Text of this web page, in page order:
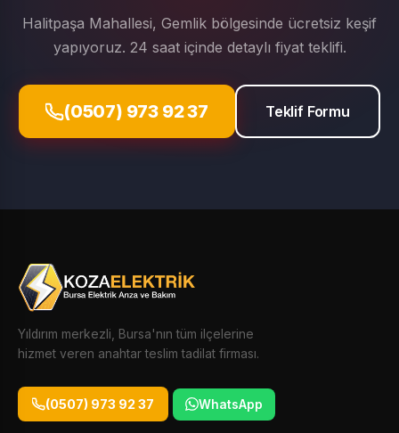
Halitpaşa Mahallesi, Gemlik bölgesinde ücretsiz keşif
yapıyoruz. 24 saat içinde detaylı fiyat teklifi.
(0507) 973 92 37 Teklif Formu
Yıldırım merkezli, Bursa'nın tüm ilçelerine
hizmet veren anahtar teslim tadilat firması.
(0507) 973 92 37 WhatsApp